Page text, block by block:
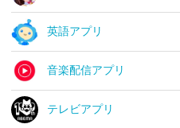
英語アプリ
音楽配信アプリ
テレビアプリ